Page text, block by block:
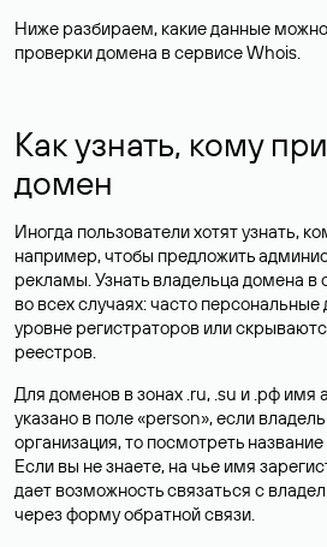
Ниже разбираем, какие данные
проверки домена в сервисе Whois.
Как узнать, кому
домен
Иногда пользователи хотят узнать,
например, чтобы предложить
рекламы. Узнать владельца домена
во всех случаях: часто
уровне регистраторов или
реестров.
Для доменов в зонах .ru, .su и .рф имя
указано в поле «person», если
организация, то посмотреть
Если вы не знаете, на чье имя
дает возможность связаться с
через форму обратной связи.